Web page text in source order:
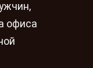
офиса